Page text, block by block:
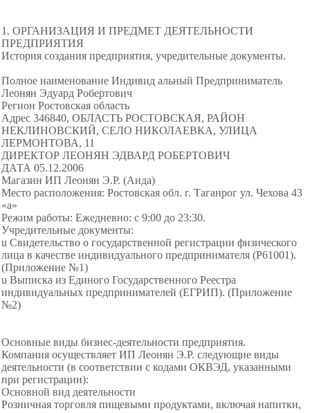
1. ОРГАНИЗАЦИЯ И ПРЕДМЕТ ДЕЯТЕЛЬНОСТИ
ПРЕДПРИЯТИЯ
История создания предприятия, учредительные документы.
Полное наименование Индивид альный Предприниматель
Леонян Эдуард Робертович
Регион Ростовская область
Адрес 346840, ОБЛАСТЬ РОСТОВСКАЯ, РАЙОН
НЕКЛИНОВСКИЙ, СЕЛО НИКОЛАЕВКА, УЛИЦА
ЛЕРМОНТОВА, 11
ДИРЕКТОР ЛЕОНЯН ЭДВАРД РОБЕРТОВИЧ
ДАТА 05.12.2006
Магазин ИП Леонян Э.Р. (Аида)
Место расположения: Ростовская обл. г. Таганрог ул. Чехова 43
«а»
Режим работы: Ежедневно: с 9:00 до 23:30.
Учредительные документы:
u Свидетельство о государственной регистрации физического
лица в качестве индивидуального предпринимателя (Р61001).
(Приложение №1)
u Выписка из Единого Государственного Реестра
индивидуальных предпринимателей (ЕГРИП). (Приложение
№2)
Основные виды бизнес-деятельности предприятия.
Компания осуществляет ИП Леонян Э.Р. следующие виды
деятельности (в соответствии с кодами ОКВЭД, указанными
при регистрации):
Основной вид деятельности
Розничная торговля пищевыми продуктами, включая напитки,